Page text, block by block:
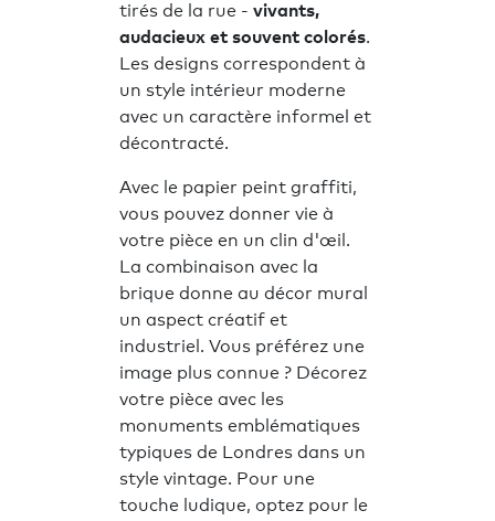
tirés de la rue - vivants,
audacieux et souvent colorés.
Les designs correspondent à
un style intérieur moderne
avec un caractère informel et
décontracté.
Avec le papier peint graffiti,
vous pouvez donner vie à
votre pièce en un clin d'œil.
La combinaison avec la
brique donne au décor mural
un aspect créatif et
industriel. Vous préférez une
image plus connue ? Décorez
votre pièce avec les
monuments emblématiques
typiques de Londres dans un
style vintage. Pour une
touche ludique, optez pour le